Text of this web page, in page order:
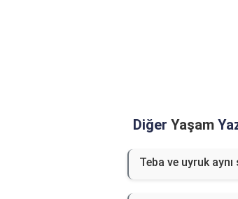
Diğer Yaşam
Teba ve uyruk aynı